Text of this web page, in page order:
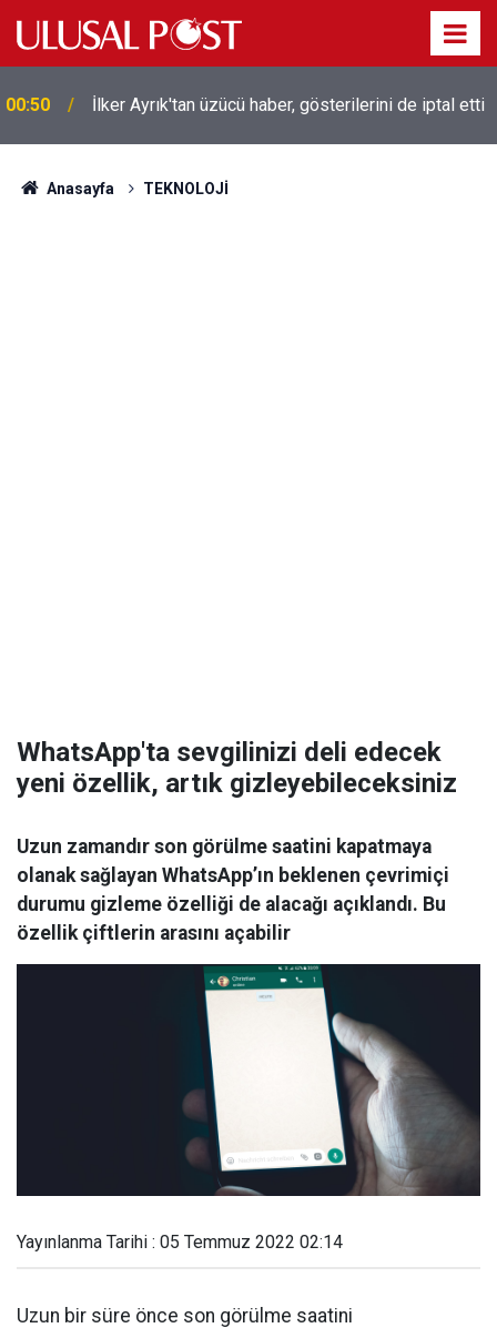
00:39
Liverpool efsanesi Mısırlı yıldız Mohamed Salah
Trabzonspor ile anlaştı! Yarın geliyor
Anasayfa TEKNOLOJİ
WhatsApp'ta sevgilinizi deli edecek
yeni özellik, artık gizleyebileceksiniz
Uzun zamandır son görülme saatini kapatmaya
olanak sağlayan WhatsApp’ın beklenen çevrimiçi
durumu gizleme özelliği de alacağı açıklandı. Bu
özellik çiftlerin arasını açabilir
Yayınlanma Tarihi : 05 Temmuz 2022 02:14
Uzun bir süre önce son görülme saatini